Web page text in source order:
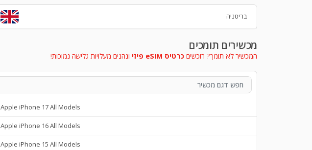
בריטניה
מכשירים תומכים
המכשיר לא תומך? רוכשים כרטיס eSIM פיזי ונהנים מעלויות גלישה נמוכות!
Apple iPhone 17 All Models
Apple iPhone 16 All Models
Apple iPhone 15 All Models